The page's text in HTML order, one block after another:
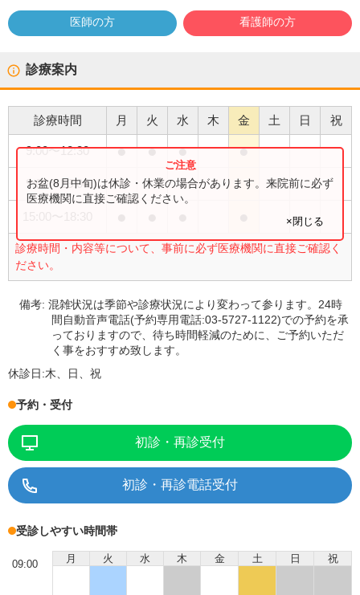
医師の方 看護師の方
診療案内
診療時間 月 火 水 木 金 土 日 祝
9:00〜12:30 ● ● ● ●
9:00〜13:00 ●
診療時間・内容等について、事前に必ず医療機関に直接ご確認く
ださい。
お盆(8月中旬)は休診・休業の場合があります。来院前に必ず
医療機関に直接ご確認ください。
×閉じる
備考:混雑状況は季節や診療状況により変わって参ります。24時
間自動音声電話(予約専用電話:03-5727-1122)での予約を承
っておりますので、待ち時間軽減のために、ご予約いただ
く事をおすすめ致します。
休診日:木、日、祝
予約・受付
初診・再診受付
初診・再診電話受付
受診しやすい時間帯
月 火 水 木 金 土 日 祝
09:00